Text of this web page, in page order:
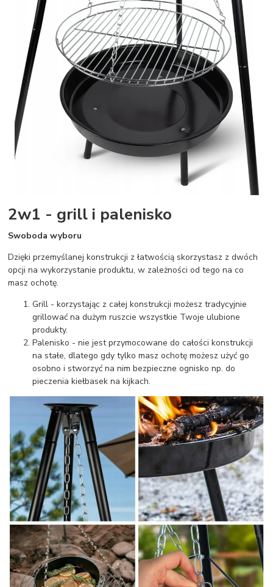
2w1 - grill i palenisko
Swoboda wyboru
Dzięki przemyślanej konstrukcji z łatwością skorzystasz z dwóch
opcji na wykorzystanie produktu, w zależności od tego na co
masz ochotę.
Grill - korzystając z całej konstrukcji możesz tradycyjnie
grillować na dużym ruszcie wszystkie Twoje ulubione
produkty.
Palenisko - nie jest przymocowane do całości konstrukcji
na stałe, dlatego gdy tylko masz ochotę możesz użyć go
osobno i stworzyć na nim bezpieczne ognisko np. do
pieczenia kiełbasek na kijkach.